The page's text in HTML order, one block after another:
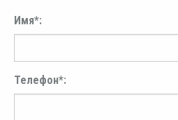
Имя*:
Телефон*: